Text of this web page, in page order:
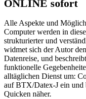
ONLINE sofort
Alle Aspekte und
Computer werden in
strukturierter und
widmet sich der Autor
Datenreise, und
funktionelle
alltäglichen Dienst um:
auf BTX/Datex-J ein und
Quicken näher.